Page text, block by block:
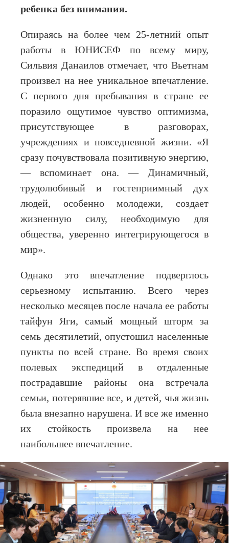
ребенка без внимания.
Опираясь на более чем 25-летний опыт
работы в ЮНИСЕФ по всему миру,
Сильвия Данаилов отмечает, что Вьетнам
произвел на нее уникальное впечатление.
С первого дня пребывания в стране ее
поразило ощутимое чувство оптимизма,
присутствующее в разговорах,
учреждениях и повседневной жизни. «Я
сразу почувствовала позитивную энергию,
— вспоминает она. — Динамичный,
трудолюбивый и гостеприимный дух
людей, особенно молодежи, создает
жизненную силу, необходимую для
общества, уверенно интегрирующегося в
мир».
Однако это впечатление подверглось
серьезному испытанию. Всего через
несколько месяцев после начала ее работы
тайфун Яги, самый мощный шторм за
семь десятилетий, опустошил населенные
пункты по всей стране. Во время своих
полевых экспедиций в отдаленные
пострадавшие районы она встречала
семьи, потерявшие все, и детей, чья жизнь
была внезапно нарушена. И все же именно
их стойкость произвела на нее
наибольшее впечатление.